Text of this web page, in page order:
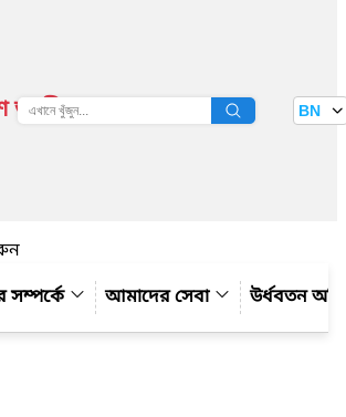
জাতীয় তথ্য বাতায়ন BN
সম্পর্কে
আমাদের সেবা উর্ধবতন